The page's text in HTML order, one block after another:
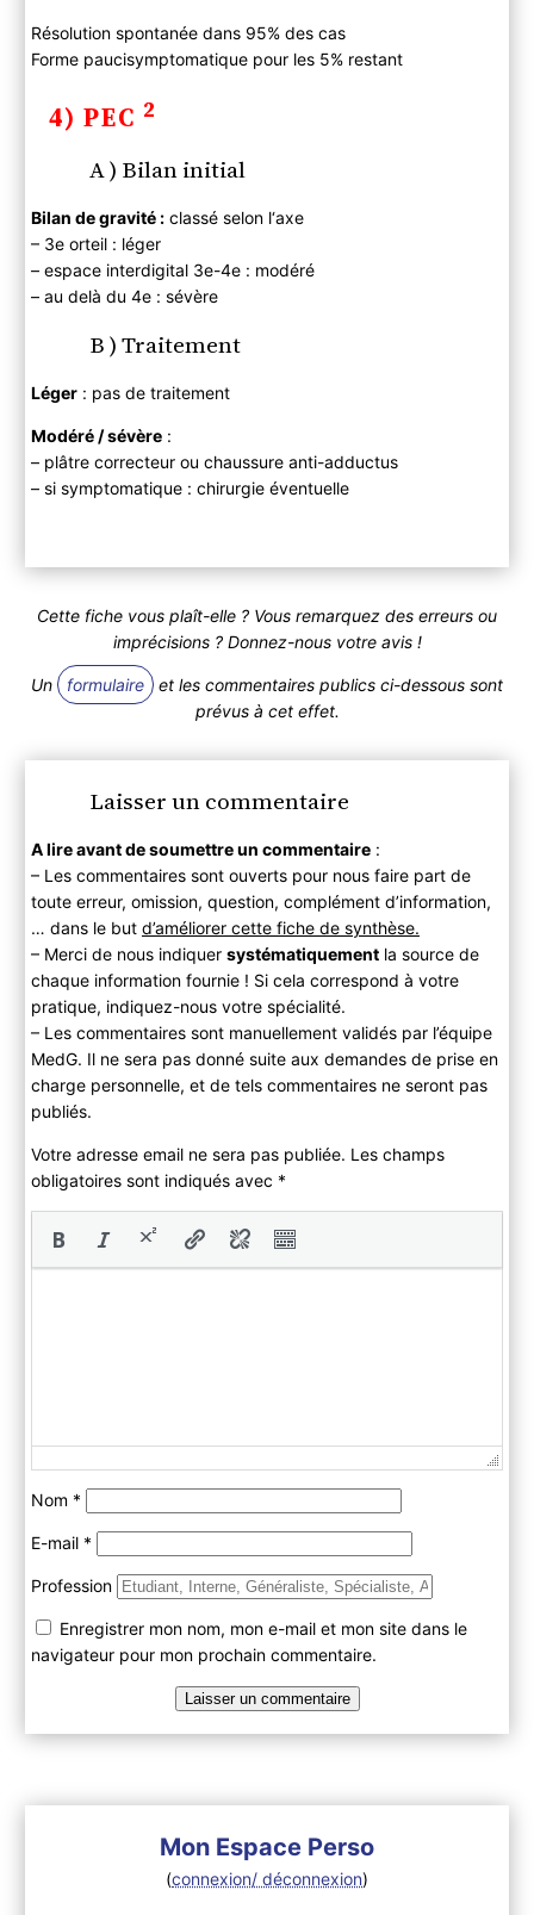
Résolution spontanée dans 95% des cas
Forme paucisymptomatique pour les 5% restant
4) PEC 2
A ) Bilan initial
Bilan de gravité :classé selon l‘axe
– 3e orteil : léger
– espace interdigital 3e-4e : modéré
– au delà du 4e : sévère
B ) Traitement
Léger: pas de traitement
Modéré / sévère:
– plâtre correcteur ou chaussure anti-adductus
– si symptomatique : chirurgie éventuelle
Cette fiche vous plaît-elle ? Vous remarquez des erreurs ou
imprécisions ? Donnez-nous votre avis !
Un formulaire
et les commentaires publics ci-dessous sont
prévus à cet effet.
Laisser un commentaire
A lire avant de soumettre un commentaire:
– Les commentaires sont ouverts pour nous faire part de
toute erreur, omission, question, complément d’information,
… dans le but d’améliorer cette fiche de synthèse.
– Merci de nous indiquer systématiquementla source de
chaque information fournie ! Si cela correspond à votre
pratique, indiquez-nous votre spécialité.
– Les commentaires sont manuellement validés par l’équipe
MedG. Il ne sera pas donné suite aux demandes de prise en
charge personnelle, et de tels commentaires ne seront pas
publiés.
Votre adresse email ne sera pas publiée. Les champs
obligatoires sont indiqués avec *
Nom *
E-mail *
Profession
Enregistrer mon nom, mon e-mail et mon site dans le
navigateur pour mon prochain commentaire.
Mon Espace Perso
(connexion/ déconnexion)